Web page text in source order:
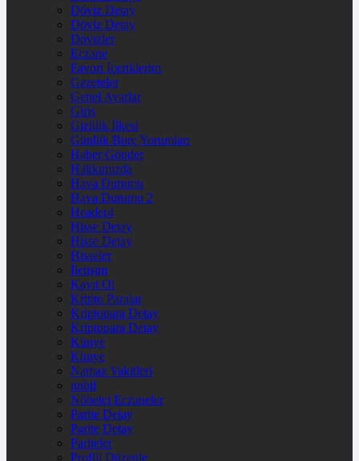
Döviz Detay
Döviz Detay
Dövizler
Eczane
Favori İçeriklerim
Gazeteler
Genel Ayarlar
Giriş
Gizlilik İlkesi
Günlük Burç Yorumları
Haber Gönder
Hakkımızda
Hava Durumu
Hava Durumu 2
Header4
Hisse Detay
Hisse Detay
Hisseler
İletişim
Kayıt Ol
Kripto Paralar
Kriptopara Detay
Kriptopara Detay
Künye
Künye
Namaz Vakitleri
nnbil
Nöbetçi Eczaneler
Parite Detay
Parite Detay
Pariteler
Profili Düzenle